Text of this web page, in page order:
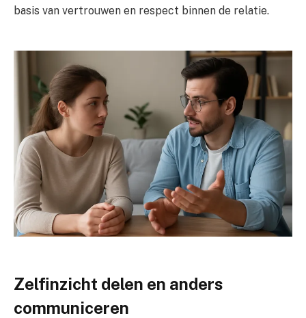
basis van vertrouwen en respect binnen de relatie.
Zelfinzicht delen en anders
communiceren